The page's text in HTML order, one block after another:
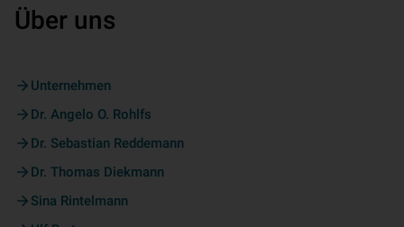
Über uns
Unternehmen
Dr. Angelo O. Rohlfs
Dr. Sebastian Reddemann
Dr. Thomas Diekmann
Sina Rintelmann